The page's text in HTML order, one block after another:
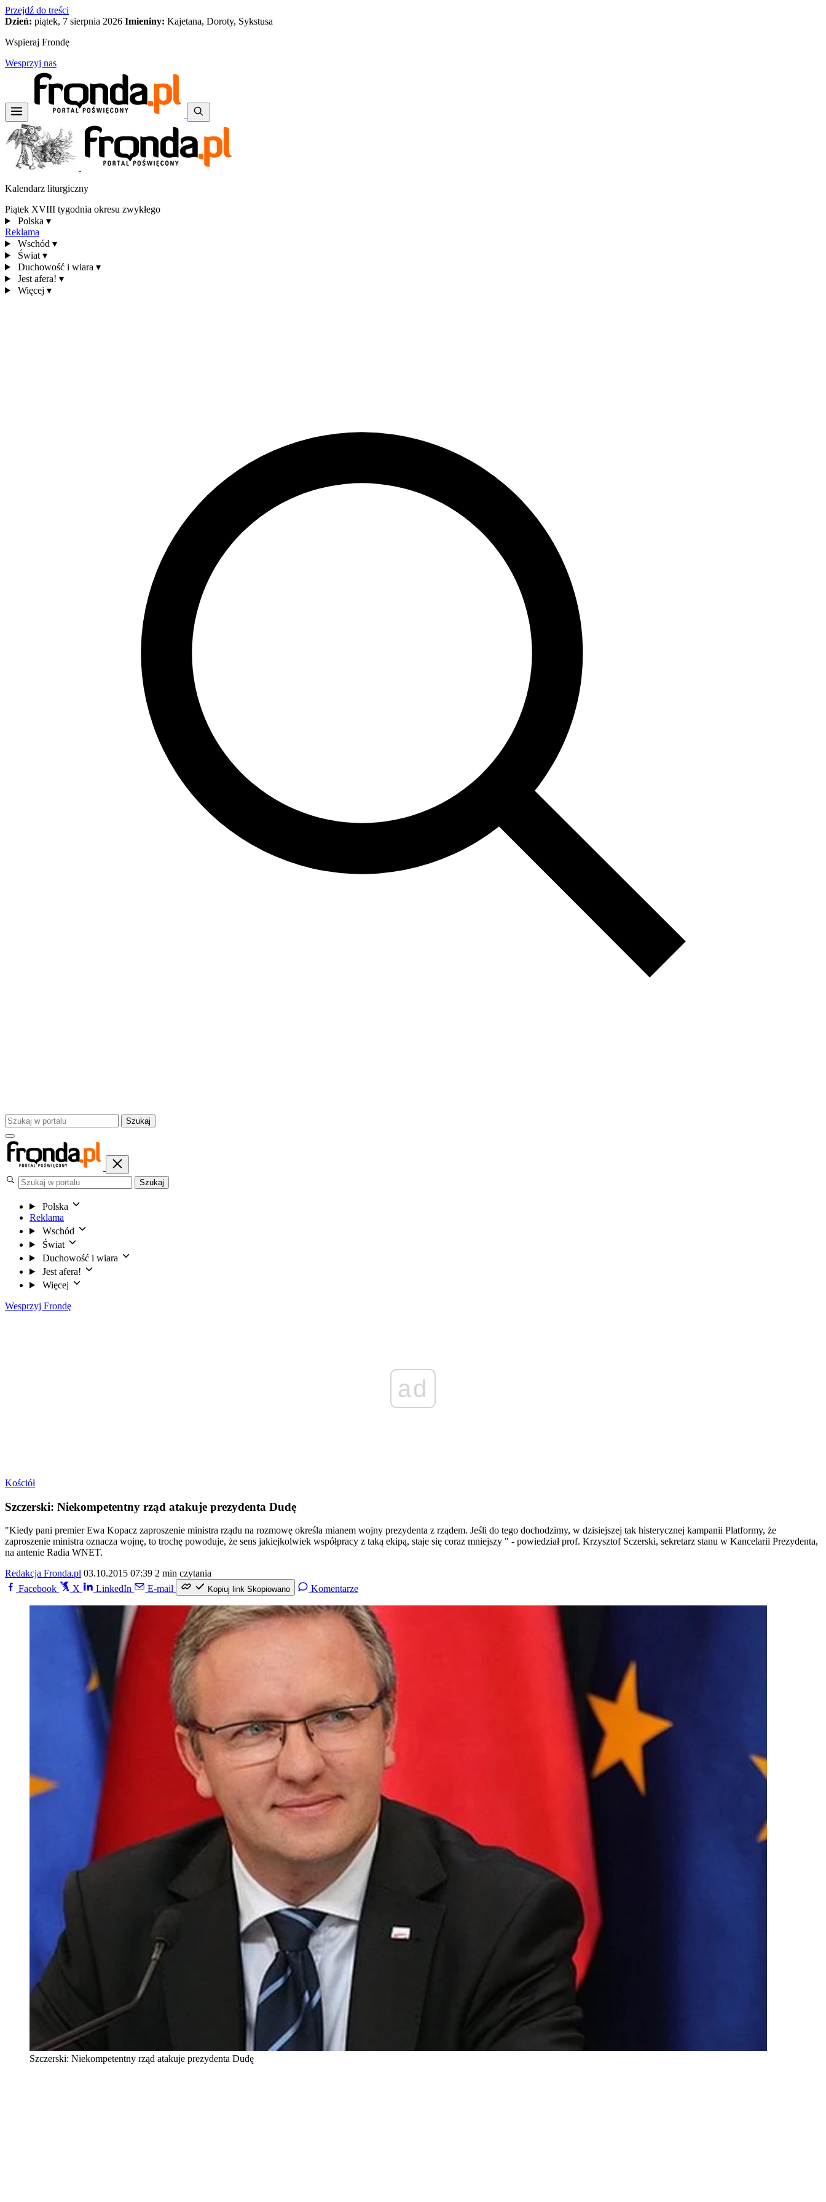
Przejdź do treści
Dzień: piątek, 7 sierpnia 2026 Imieniny: Kajetana, Doroty, Sykstusa
Wspieraj Frondę
Wesprzyj nas
Kalendarz liturgiczny
Piątek XVIII tygodnia okresu zwykłego
Polska ▾
Reklama
Wschód ▾
Świat ▾
Duchowość i wiara ▾
Jest afera! ▾
Więcej ▾
Szukaj
Szukaj
Polska
Reklama
Wschód
Świat
Duchowość i wiara
Jest afera!
Więcej
Wesprzyj Frondę
ad
Kościół
Szczerski: Niekompetentny rząd atakuje prezydenta Dudę
"Kiedy pani premier Ewa Kopacz zaproszenie ministra rządu na rozmowę określa mianem wojny prezydenta z rządem. Jeśli do tego dochodzimy, w dzisiejszej tak histerycznej kampanii Platformy, że
zaproszenie ministra oznacza wojnę, to trochę powoduje, że sens jakiejkolwiek współpracy z taką ekipą, staje się coraz mniejszy " - powiedział prof. Krzysztof Sczerski, sekretarz stanu w Kancelarii Prezydenta,
na antenie Radia WNET.
Redakcja Fronda.pl 03.10.2015 07:39 2 min czytania
Facebook
X LinkedIn E-mail Kopiuj link Skopiowano Komentarze
Szczerski: Niekompetentny rząd atakuje prezydenta Dudę